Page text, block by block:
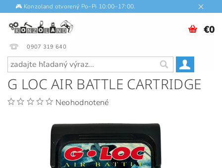
🎮 Konzoland otvorený Po–Pi 10:00–17:00.
0907 319 640
€0
G LOC AIR BATTLE CARTRIDGE
Neohodnotené